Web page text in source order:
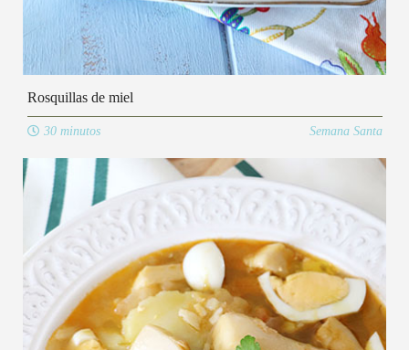
Rosquillas de miel
30 minutos Semana Santa